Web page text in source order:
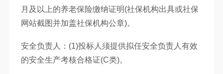
月及以上的养老保险缴纳证明(社保机构出具或社保
网站截图并加盖社保机构公章)。
安全负责人：(1)投标人须提供拟任安全负责人有效
的安全生产考核合格证(C类)。